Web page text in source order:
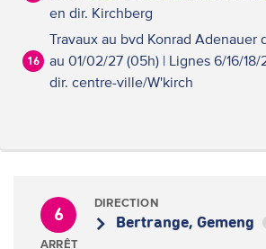
en dir. Kirchberg
16
Travaux au bvd Konrad Adenauer
au 01/02/27 (05h) | Lignes 6/16/
dir. centre-ville/W'kirch
6
DIRECTION
Bertrange, Gemeng
ARRÊT